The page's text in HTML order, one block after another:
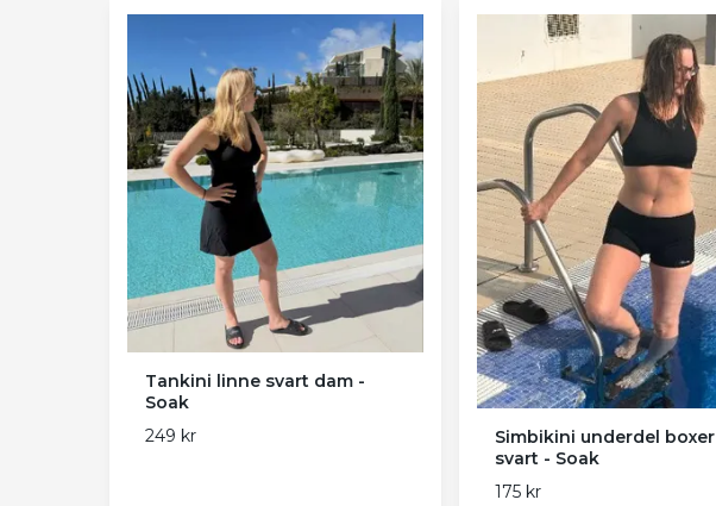
Tankini linne svart dam -
Soak
249 kr
Simbikini underdel boxer
svart - Soak
175 kr